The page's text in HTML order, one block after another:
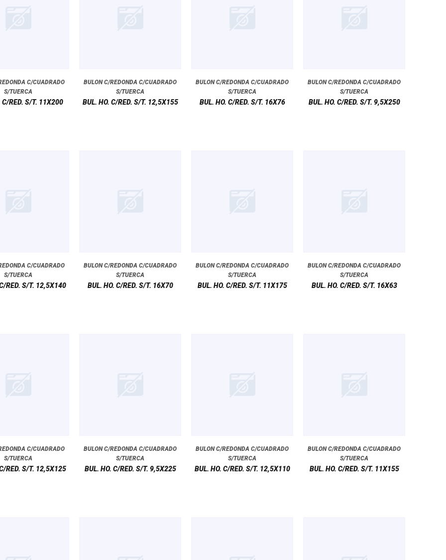
C/CUADRADO
S/TUERCA
C/RED. S/T. 11X200
BULON C/REDONDA C/CUADRADO
S/TUERCA
BUL. HO. C/RED. S/T. 12,5X155
BULON C/REDONDA C/CUADRADO
S/TUERCA
BUL. HO. C/RED. S/T. 16X76
BULON C/REDONDA C/CUADRADO
S/TUERCA
BUL. HO. C/RED. S/T. 9,5X250
C/CUADRADO
S/TUERCA
RED. S/T. 12,5X140
BULON C/REDONDA C/CUADRADO
S/TUERCA
BUL. HO. C/RED. S/T. 16X70
BULON C/REDONDA C/CUADRADO
S/TUERCA
BUL. HO. C/RED. S/T. 11X175
BULON C/REDONDA C/CUADRADO
S/TUERCA
BUL. HO. C/RED. S/T. 16X63
C/CUADRADO
S/TUERCA
RED. S/T. 12,5X125
BULON C/REDONDA C/CUADRADO
S/TUERCA
BUL. HO. C/RED. S/T. 9,5X225
BULON C/REDONDA C/CUADRADO
S/TUERCA
BUL. HO. C/RED. S/T. 12,5X110
BULON C/REDONDA C/CUADRADO
S/TUERCA
BUL. HO. C/RED. S/T. 11X155